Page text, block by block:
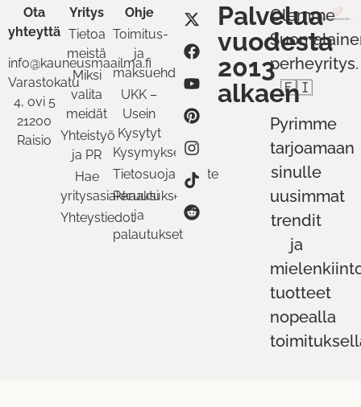
Ota
yhteyttä
info@kauneusmaailma.fi
Varastokatu
4, ovi 5
21200
Raisio
Yritys
Tietoa
meistä
Miksi
valita
meidät
Yhteistyö
ja PR
Hae
yritysasiakkaaksi
Yhteystiedot
Ohje
Toimitus-
ja
maksuehdot
UKK –
Usein
Kysytyt
Kysymykset
Tietosuojaseloste
Peruutukset
ja
palautukset
Palvelua
vuodesta
2013
alkaen
Olemme
perheyritys.
🇫🇮
Pyrimme
tarjoamaan
sinulle
uusimmat
trendit
ja
tuotteet
nopealla